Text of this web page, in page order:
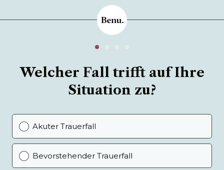
Welcher Fall trifft auf Ihre
Situation zu?
Akuter Trauerfall
Bevorstehender Trauerfall